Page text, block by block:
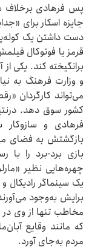
پس فرهادی برخلاف
جایزه اسکار برای
دست داشتن یک
قرمز یا فوتوکال
برانگیخته کند. یکی
و وزارت فرهنگ به
می‌تواند کارگردان
کشور سوق دهد.
فرهادی و
بازگشتش به فضای
بازی برد-برد را
چهره‌هایی نظیر
یک سینماگر رادیکال
برایش به‌وجود
مخاطب تنها از وی در
مردم به‌جای آورد.